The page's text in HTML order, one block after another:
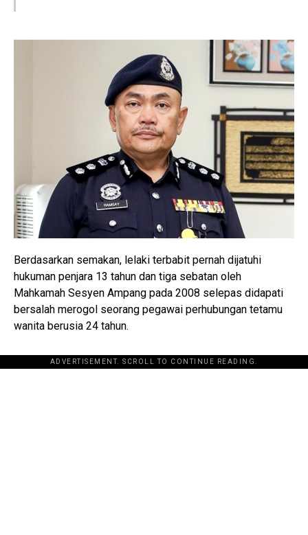
Berdasarkan semakan, lelaki terbabit pernah dijatuhi
hukuman penjara 13 tahun dan tiga sebatan oleh
Mahkamah Sesyen Ampang pada 2008 selepas didapati
bersalah merogol seorang pegawai perhubungan tetamu
wanita berusia 24 tahun.
ADVERTISEMENT. SCROLL TO CONTINUE READING.